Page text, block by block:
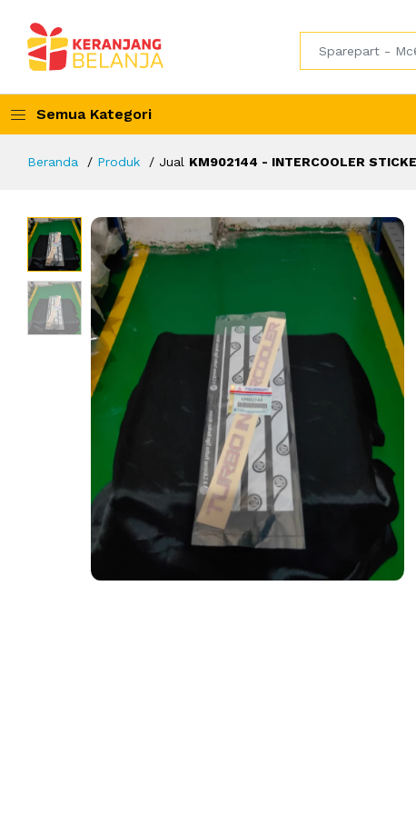
Semua Kategori
Beranda Produk Jual KM902144 - INTERCOOLER